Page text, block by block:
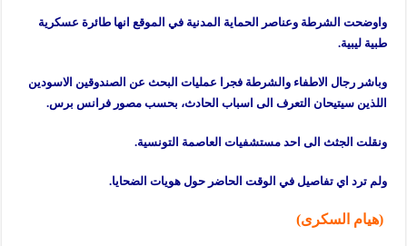
واوضحت الشرطة وعناصر الحماية المدنية في الموقع انها طائرة عسكرية
طبية ليبية.
وباشر رجال الاطفاء والشرطة فجرا عمليات البحث عن الصندوقين الاسودين
اللذين سيتيحان التعرف الى اسباب الحادث، بحسب مصور فرانس برس.
ونقلت الجثث الى احد مستشفيات العاصمة التونسية.
ولم ترد اي تفاصيل في الوقت الحاضر حول هويات الضحايا.
(هيام السكرى)